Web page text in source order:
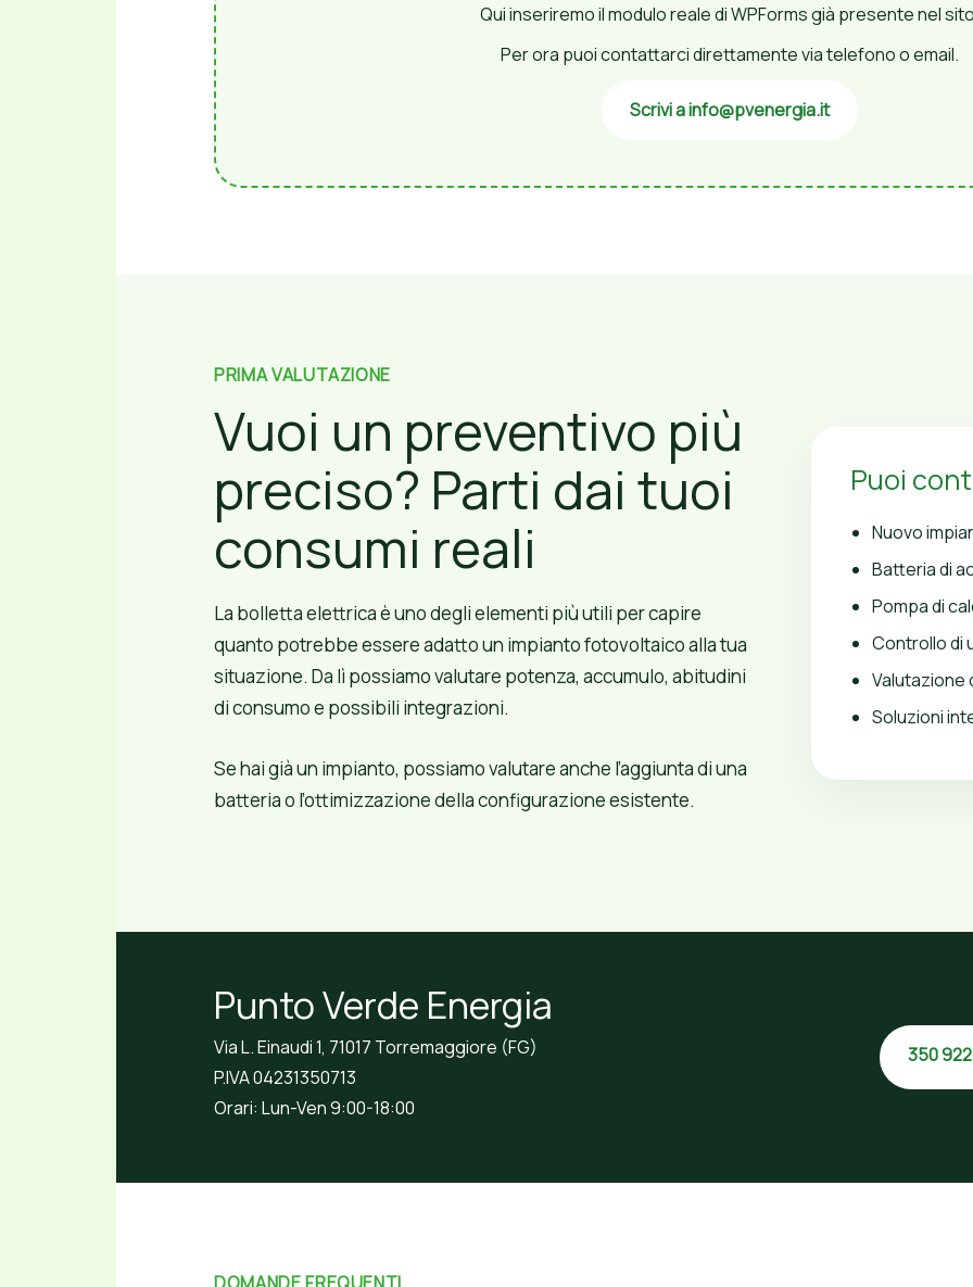
Qui inseriremo il modulo reale di WPForms già presente nel
Per ora puoi contattarci direttamente via telefono o email.
Scrivi a info@pvenergia.it
PRIMA VALUTAZIONE
Vuoi un preventivo più
preciso? Parti dai tuoi
consumi reali
La bolletta elettrica è uno degli elementi più utili per capire
quanto potrebbe essere adatto un impianto fotovoltaico alla tua
situazione. Da lì possiamo valutare potenza, accumulo, abitudini
di consumo e possibili integrazioni.
Se hai già un impianto, possiamo valutare anche l’aggiunta di una
batteria o l’ottimizzazione della configurazione esistente.
Puoi
Nuovo
Batteria di
Pompa di
Controllo di
Valutazione
Soluzioni
Punto Verde Energia
Via L. Einaudi 1, 71017 Torremaggiore (FG)
P.IVA 04231350713
Orari: Lun-Ven 9:00-18:00
350